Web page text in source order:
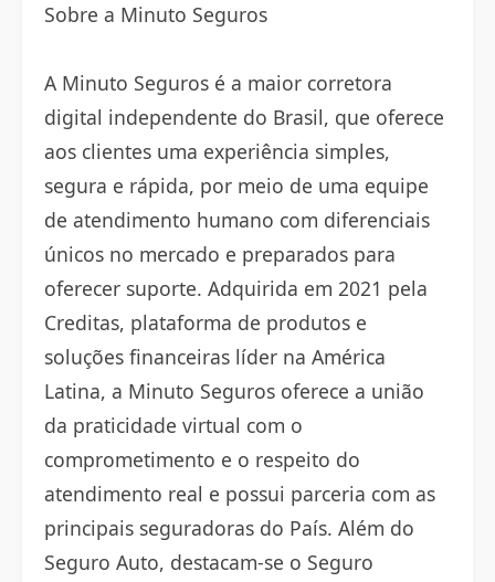
Sobre a Minuto Seguros
A Minuto Seguros é a maior corretora
digital independente do Brasil, que oferece
aos clientes uma experiência simples,
segura e rápida, por meio de uma equipe
de atendimento humano com diferenciais
únicos no mercado e preparados para
oferecer suporte. Adquirida em 2021 pela
Creditas, plataforma de produtos e
soluções financeiras líder na América
Latina, a Minuto Seguros oferece a união
da praticidade virtual com o
comprometimento e o respeito do
atendimento real e possui parceria com as
principais seguradoras do País. Além do
Seguro Auto, destacam-se o Seguro